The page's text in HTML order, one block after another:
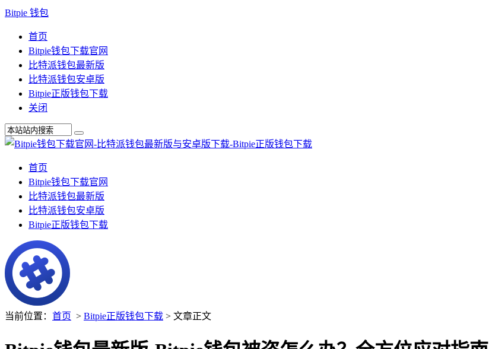
Bitpie 钱包
首页
Bitpie钱包下载官网
比特派钱包最新版
比特派钱包安卓版
Bitpie正版钱包下载
关闭
首页
Bitpie钱包下载官网
比特派钱包最新版
比特派钱包安卓版
Bitpie正版钱包下载
当前位置： 首页 > Bitpie正版钱包下载 > 文章正文